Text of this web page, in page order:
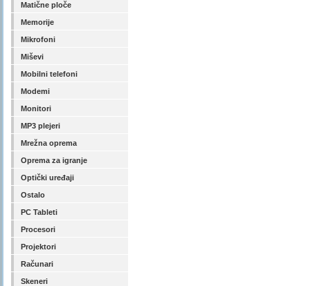
Matične ploče
Memorije
Mikrofoni
Miševi
Mobilni telefoni
Modemi
Monitori
MP3 plejeri
Mrežna oprema
Oprema za igranje
Optički uređaji
Ostalo
PC Tableti
Procesori
Projektori
Računari
Skeneri